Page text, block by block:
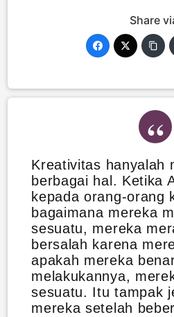
Share
Kreativitas hanyalah
berbagai hal. Ketika
kepada orang-orang
bagaimana mereka
sesuatu, mereka
bersalah karena
apakah mereka
melakukannya,
sesuatu. Itu tampak
mereka setelah